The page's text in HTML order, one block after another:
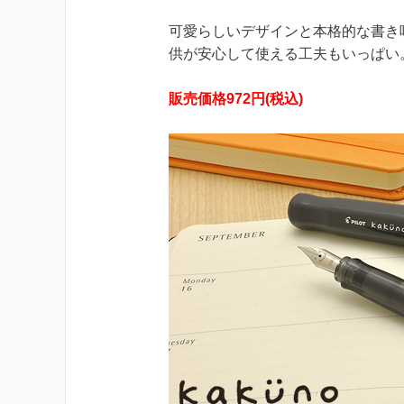
可愛らしいデザインと本格的な書
供が安心して使える工夫もいっぱい
販売価格972円(税込)